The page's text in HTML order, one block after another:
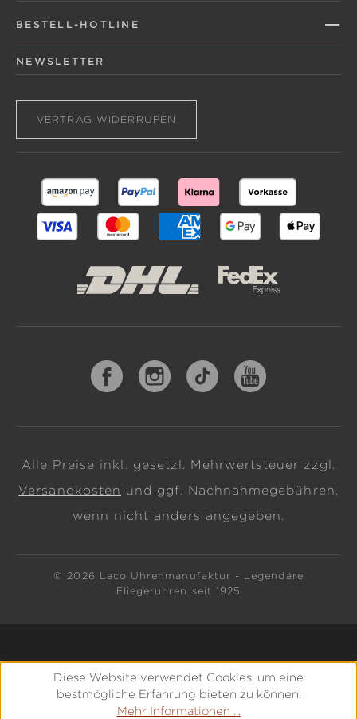
BESTELL-HOTLINE
NEWSLETTER
VERTRAG WIDERRUFEN
Alle Preise inkl. gesetzl. Mehrwertsteuer zzgl.
Versandkosten und ggf. Nachnahmegebühren,
wenn nicht anders angegeben.
© 2026 Laco Uhrenmanufaktur - Legendäre
Fliegeruhren seit 1925
Diese Website verwendet Cookies, um eine
bestmögliche Erfahrung bieten zu können.
Mehr Informationen ...